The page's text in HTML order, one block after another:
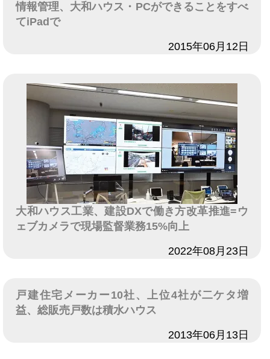
情報管理、大和ハウス・PCができることをすべ
てiPadで
2015年06月12日
大和ハウス工業、建設DXで働き方改革推進=ウ
ェブカメラで現場監督業務15%向上
2022年08月23日
戸建住宅メーカー10社、上位4社が二ケタ増
益、総販売戸数は積水ハウス
2013年06月13日